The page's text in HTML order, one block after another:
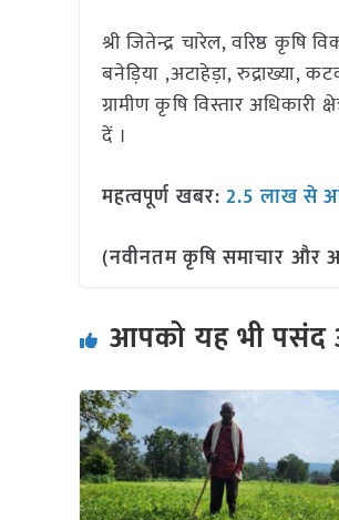
श्री जितेन्द्र चारेल, वरिष्ठ
बनेड़िया ,अटाहेड़ा,
ग्रामीण कृषि विस्तार
दें ।
महत्वपूर्ण खबर: 2.5 लाख से
(नवीनतम कृषि समाचार
आपको यह भी